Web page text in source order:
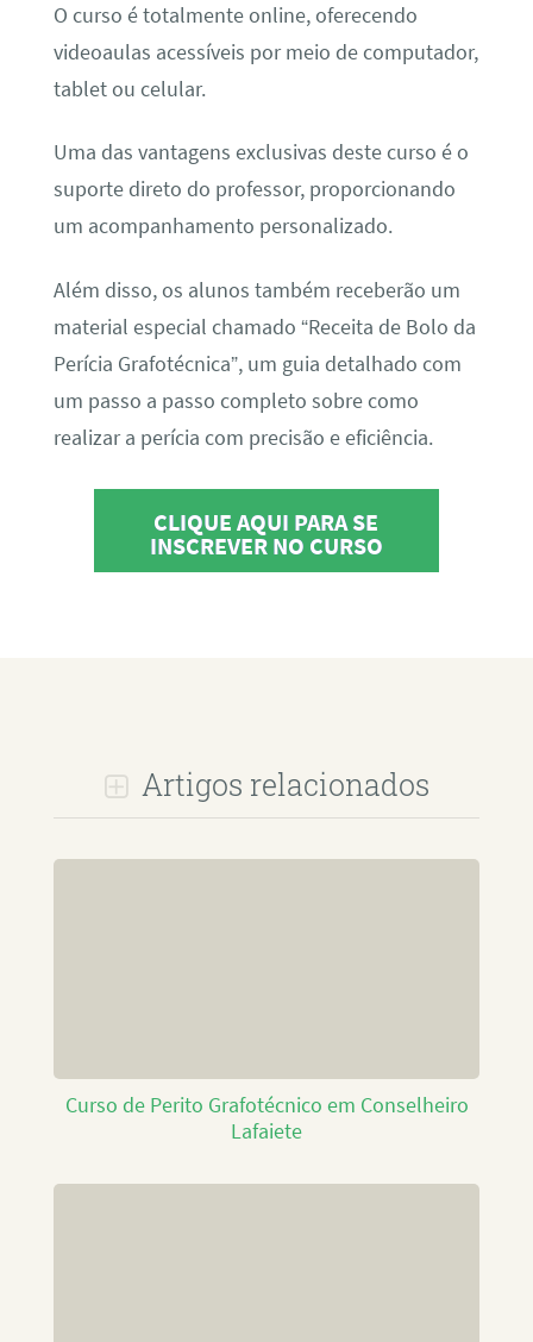
O curso é totalmente online, oferecendo
videoaulas acessíveis por meio de computador,
tablet ou celular.
Uma das vantagens exclusivas deste curso é o
suporte direto do professor, proporcionando
um acompanhamento personalizado.
Além disso, os alunos também receberão um
material especial chamado “Receita de Bolo da
Perícia Grafotécnica”, um guia detalhado com
um passo a passo completo sobre como
realizar a perícia com precisão e eficiência.
CLIQUE AQUI PARA SE
INSCREVER NO CURSO
Artigos relacionados
Curso de Perito Grafotécnico em Conselheiro
Lafaiete